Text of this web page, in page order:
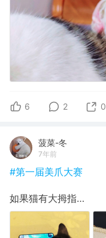
6 2 0
菠菜-冬
7年前
#第一届美爪大赛
如果猫有大拇指…